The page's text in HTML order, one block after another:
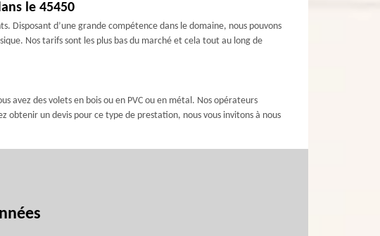
le 45450
Disposant d’une grande compétence dans le domaine, nous pouvons
Nos tarifs sont les plus bas du marché et cela tout au long de
avez des volets en bois ou en PVC ou en métal. Nos opérateurs
obtenir un devis pour ce type de prestation, nous vous invitons à nous